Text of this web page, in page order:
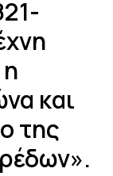
και
της